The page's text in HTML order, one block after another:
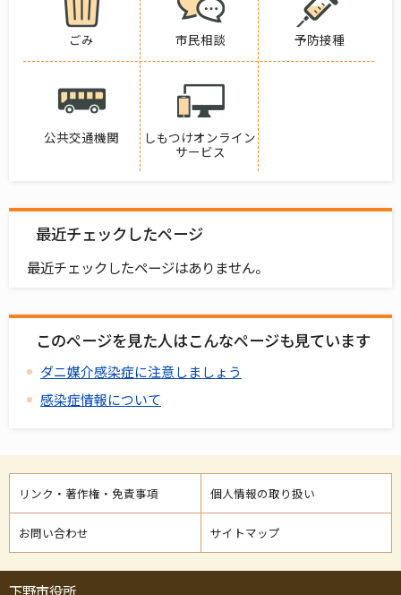
ごみ 市民相談 予防接種
公共交通機関
しもつけオンライン
サービス
最近チェックしたページ
最近チェックしたページはありません。
このページを見た人はこんなページも見ています
ダニ媒介感染症に注意しましょう
感染症情報について
リンク・著作権・免責事項 個人情報の取り扱い
お問い合わせ サイトマップ
下野市役所